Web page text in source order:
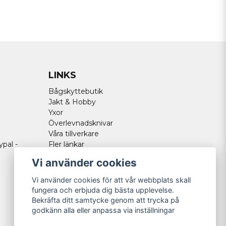
-
LINKS
Bågskyttebutik
Jakt & Hobby
Yxor
Överlevnadsknivar
Våra tillverkare
Fler länkar
Vi använder cookies
Vi använder cookies för att vår webbplats skall
fungera och erbjuda dig bästa upplevelse.
Bekräfta ditt samtycke genom att trycka på
godkänn alla eller anpassa via inställningar